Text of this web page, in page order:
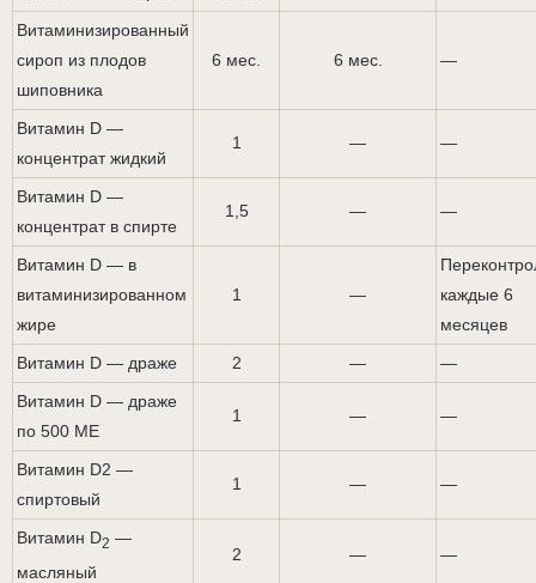
Витаминизированный
сироп из плодов
шиповника
6 мес. 6 мес. —
Витамин D —
концентрат жидкий
1 — —
Витамин D —
концентрат в спирте
1,5 — —
Витамин D — в
витаминизированном
жире
1 —
каждые 6
месяцев
Витамин D — драже
2 —
—
Витамин D — драже
по 500 ME
1 — —
Витамин D2 —
спиртовый
1 — —
Витамин D2 —
масляный
2 — —